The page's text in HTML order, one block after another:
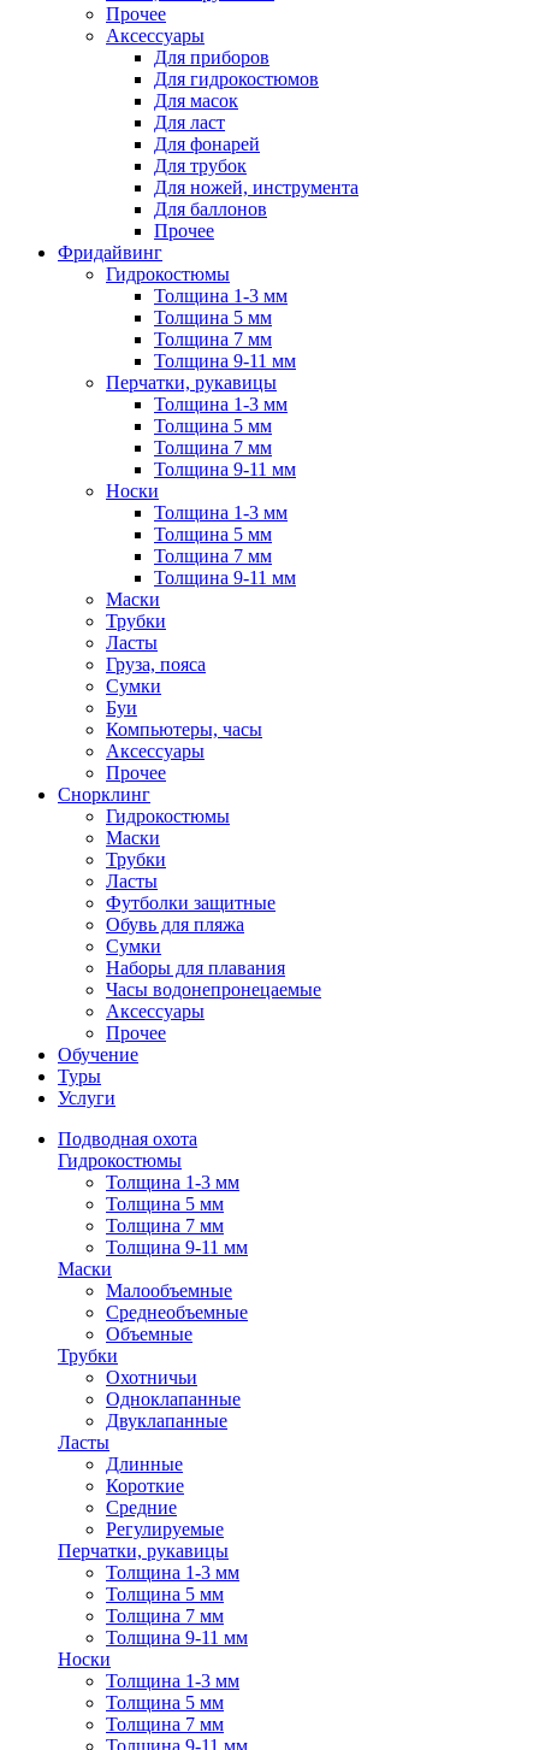
Прочее
Аксессуары
Для приборов
Для гидрокостюмов
Для масок
Для ласт
Для фонарей
Для трубок
Для ножей, инструмента
Для баллонов
Прочее
Фридайвинг
Гидрокостюмы
Толщина 1-3 мм
Толщина 5 мм
Толщина 7 мм
Толщина 9-11 мм
Перчатки, рукавицы
Толщина 1-3 мм
Толщина 5 мм
Толщина 7 мм
Толщина 9-11 мм
Носки
Толщина 1-3 мм
Толщина 5 мм
Толщина 7 мм
Толщина 9-11 мм
Маски
Трубки
Ласты
Груза, пояса
Сумки
Буи
Компьютеры, часы
Аксессуары
Прочее
Снорклинг
Гидрокостюмы
Маски
Трубки
Ласты
Футболки защитные
Обувь для пляжа
Сумки
Наборы для плавания
Часы водонепронецаемые
Аксессуары
Прочее
Обучение
Туры
Услуги
Подводная охота
Гидрокостюмы
Толщина 1-3 мм
Толщина 5 мм
Толщина 7 мм
Толщина 9-11 мм
Маски
Малообъемные
Среднеобъемные
Объемные
Трубки
Охотничьи
Одноклапанные
Двуклапанные
Ласты
Длинные
Короткие
Средние
Регулируемые
Перчатки, рукавицы
Толщина 1-3 мм
Толщина 5 мм
Толщина 7 мм
Толщина 9-11 мм
Носки
Толщина 1-3 мм
Толщина 5 мм
Толщина 7 мм
Толщина 9-11 мм